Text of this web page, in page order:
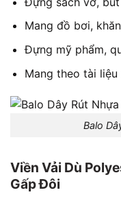
Mang đồ bơi,
Đựng mỹ phẩm,
Mang theo tài
Balo
Viền Vải Dù
Gấp Đôi